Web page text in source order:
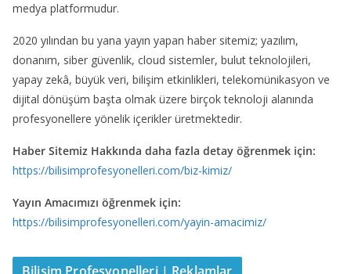
medya platformudur.
2020 yılından bu yana yayın yapan haber sitemiz; yazılım,
donanım, siber güvenlik, cloud sistemler, bulut teknolojileri,
yapay zekâ, büyük veri, bilişim etkinlikleri, telekomünikasyon ve
dijital dönüşüm başta olmak üzere birçok teknoloji alanında
profesyonellere yönelik içerikler üretmektedir.
Haber Sitemiz Hakkında daha fazla detay öğrenmek için:
https://bilisimprofesyonelleri.com/biz-kimiz/
Yayın Amacımızı öğrenmek için:
https://bilisimprofesyonelleri.com/yayin-amacimiz/